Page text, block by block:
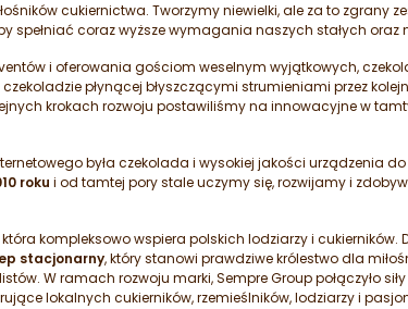
cukiernictwa. Tworzymy niewielki, ale za to zgrany
spełniać coraz wyższe wymagania naszych stałych oraz
i oferowania gościom weselnym wyjątkowych,
płynącej błyszczącymi strumieniami przez
krokach rozwoju postawiliśmy na innowacyjne w
była czekolada i wysokiej jakości urządzenia
roku i od tamtej pory stale uczymy się, rozwijamy i
która kompleksowo wspiera polskich lodziarzy i cukierników.
stacjonarny, który stanowi prawdziwe królestwo dla
W ramach rozwoju marki, Sempre Group połączyło
lokalnych cukierników, rzemieślników, lodziarzy i